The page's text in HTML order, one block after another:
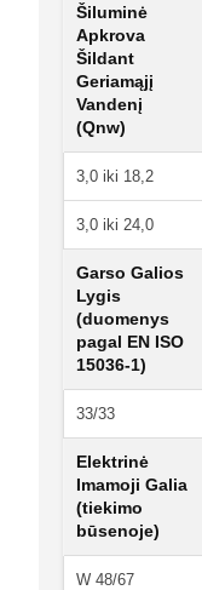
Šiluminė
Apkrova
Šildant
Geriamąjį
Vandenį
(Qnw)
3,0 iki 18,2
3,0 iki 24,0
Garso Galios
Lygis
(duomenys
pagal EN ISO
15036-1)
33/33
Elektrinė
Imamoji Galia
(tiekimo
būsenoje)
W 48/67